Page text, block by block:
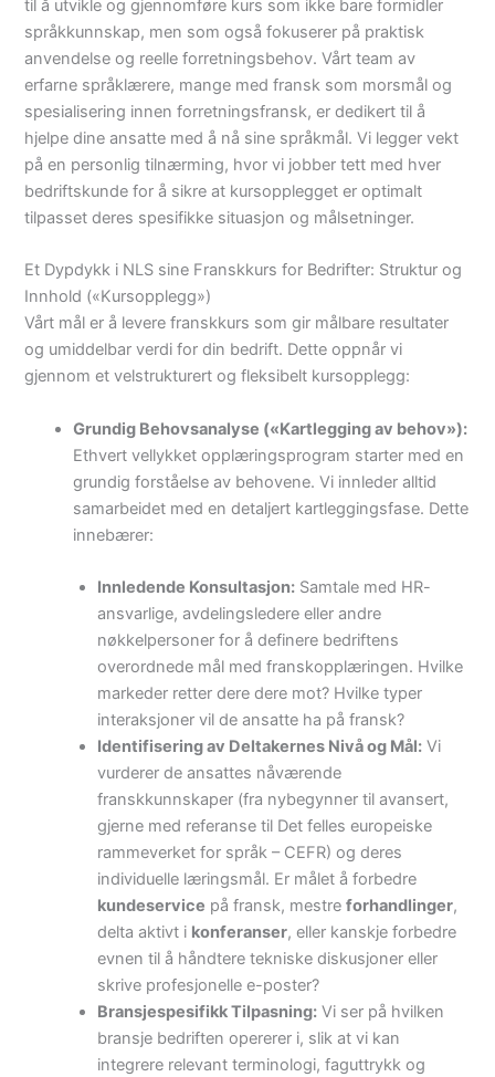
til å utvikle og gjennomføre kurs som ikke bare formidler
språkkunnskap, men som også fokuserer på praktisk
anvendelse og reelle forretningsbehov. Vårt team av
erfarne språklærere, mange med fransk som morsmål og
spesialisering innen forretningsfransk, er dedikert til å
hjelpe dine ansatte med å nå sine språkmål. Vi legger vekt
på en personlig tilnærming, hvor vi jobber tett med hver
bedriftskunde for å sikre at kursopplegget er optimalt
tilpasset deres spesifikke situasjon og målsetninger.
Et Dypdykk i NLS sine Franskkurs for Bedrifter: Struktur og
Innhold («Kursopplegg»)
Vårt mål er å levere franskkurs som gir målbare resultater
og umiddelbar verdi for din bedrift. Dette oppnår vi
gjennom et velstrukturert og fleksibelt kursopplegg:
Grundig Behovsanalyse («Kartlegging av behov»):
Ethvert vellykket opplæringsprogram starter med en
grundig forståelse av behovene. Vi innleder alltid
samarbeidet med en detaljert kartleggingsfase. Dette
innebærer:
Innledende Konsultasjon: Samtale med HR-
ansvarlige, avdelingsledere eller andre
nøkkelpersoner for å definere bedriftens
overordnede mål med franskopplæringen. Hvilke
markeder retter dere dere mot? Hvilke typer
interaksjoner vil de ansatte ha på fransk?
Identifisering av Deltakernes Nivå og Mål: Vi
vurderer de ansattes nåværende
franskkunnskaper (fra nybegynner til avansert,
gjerne med referanse til Det felles europeiske
rammeverket for språk – CEFR) og deres
individuelle læringsmål. Er målet å forbedre
kundeservice på fransk, mestreforhandlinger,
delta aktivt i konferanser, eller kanskje forbedre
evnen til å håndtere tekniske diskusjoner eller
skrive profesjonelle e-poster?
Bransjespesifikk Tilpasning: Vi ser på hvilken
bransje bedriften opererer i, slik at vi kan
integrere relevant terminologi, faguttrykk og